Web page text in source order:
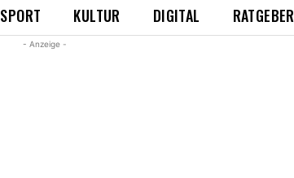
SPORT KULTUR DIGITAL RATGEBER
- Anzeige -